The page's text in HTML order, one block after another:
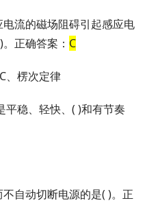
流的磁场阻碍引起感应电
正确答案： C
、楞次定律
平稳、轻快、( )和有节奏
自动切断电源的是( )。正